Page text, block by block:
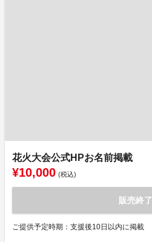
花火大会公式HPお名前掲載
¥10,000 (税込)
販売終了
ご提供予定時期：支援後10日以内に掲載